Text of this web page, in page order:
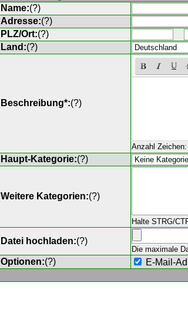
Name:(?)
Adresse:(?)
PLZ/Ort:(?)
Land:(?)
Beschreibung*:(?)
Anzahl Zeichen:
Haupt-Kategorie:(?)
Weitere Kategorien:(?)
Halte STRG/
Datei hochladen:(?)
Die maximale
Optionen:(?) E-Mail-